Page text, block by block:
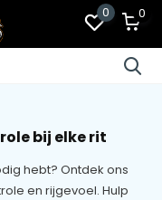
0 0
bij elke rit
hebt? Ontdek ons
en rijgevoel. Hulp